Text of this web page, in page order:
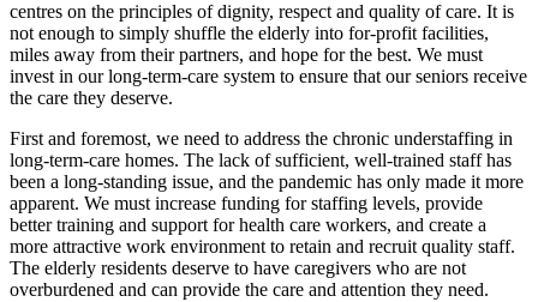
centres on the principles of dignity, respect and quality of care. It is
not enough to simply shuffle the elderly into for-profit facilities,
miles away from their partners, and hope for the best. We must
invest in our long-term-care system to ensure that our seniors receive
the care they deserve.
First and foremost, we need to address the chronic understaffing in
long-term-care homes. The lack of sufficient, well-trained staff has
been a long-standing issue, and the pandemic has only made it more
apparent. We must increase funding for staffing levels, provide
better training and support for health care workers, and create a
more attractive work environment to retain and recruit quality staff.
The elderly residents deserve to have caregivers who are not
overburdened and can provide the care and attention they need.